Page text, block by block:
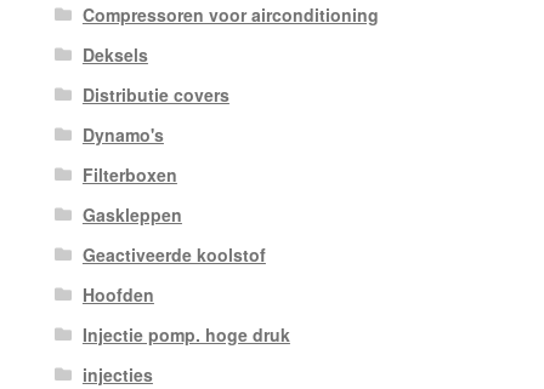
Compressoren voor airconditioning
Deksels
Distributie covers
Dynamo's
Filterboxen
Gaskleppen
Geactiveerde koolstof
Hoofden
Injectie pomp. hoge druk
injecties